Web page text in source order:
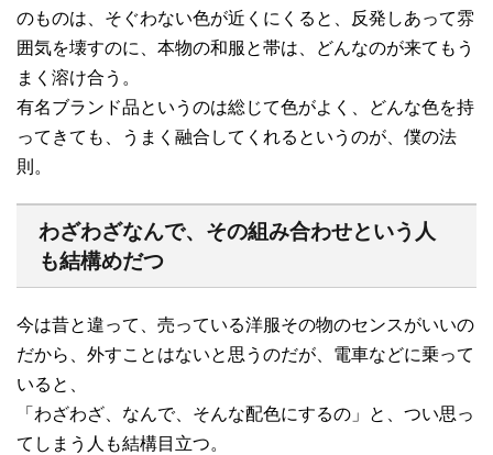
のものは、そぐわない色が近くにくると、反発しあって雰
囲気を壊すのに、本物の和服と帯は、どんなのが来てもう
まく溶け合う。
有名ブランド品というのは総じて色がよく、どんな色を持
ってきても、うまく融合してくれるというのが、僕の法
則。
わざわざなんで、その組み合わせという人
も結構めだつ
今は昔と違って、売っている洋服その物のセンスがいいの
だから、外すことはないと思うのだが、電車などに乗って
いると、
「わざわざ、なんで、そんな配色にするの」と、つい思っ
てしまう人も結構目立つ。